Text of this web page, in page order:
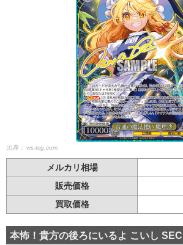
出典： ws-tcg.com
メルカリ相場
販売価格
買取価格
本怖！貴方の後ろにいるよ こいし SEC